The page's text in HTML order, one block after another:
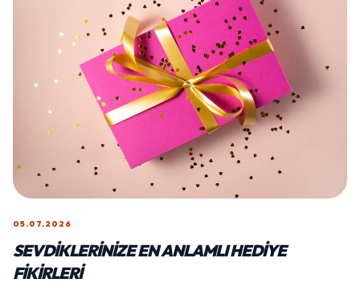
05.07.2026
SEVDIKLERINIZE EN ANLAMLI HEDIYE
FIKIRLERI